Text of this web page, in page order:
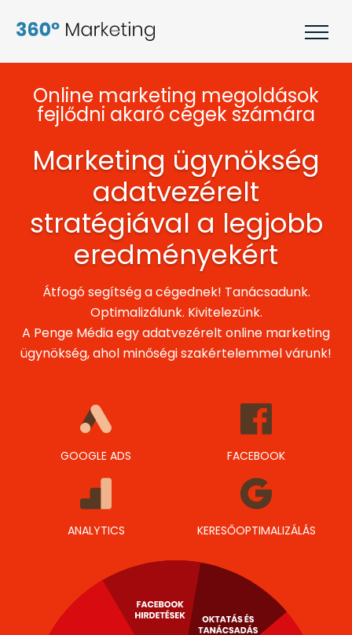
Online marketing megoldások
fejlődni akaró cégek számára
Marketing ügynökség
adatvezérelt
stratégiával a legjobb
eredményekért
Átfogó segítség a cégednek! Tanácsadunk.
Optimalizálunk. Kivitelezünk.
A Penge Média egy adatvezérelt online marketing
ügynökség, ahol minőségi szakértelemmel várunk!
GOOGLE ADS FACEBOOK
ANALYTICS KERESŐOPTIMALIZÁLÁS